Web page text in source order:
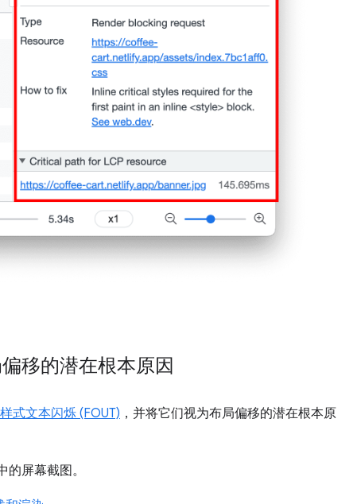
移的潜在根本原因
式文本闪烁 (FOUT) ，并将它们视为布局偏移的潜在根本原
的屏幕截图。